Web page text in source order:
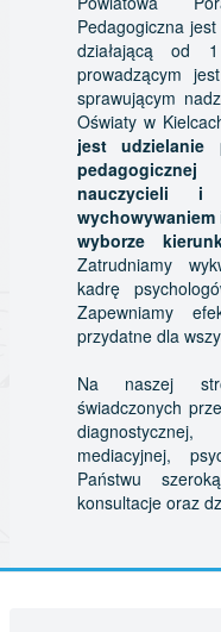
Pedagogiczna
działającą od
prowadzącym
sprawującym
Oświaty w
jest udzielanie
nauczycieli i
wychowywaniem
wyborze
Zatrudniamy
kadrę
Zapewniamy
przydatne dla
Na naszej
świadczonych
mediacyjnej,
Państwu
konsultacje oraz